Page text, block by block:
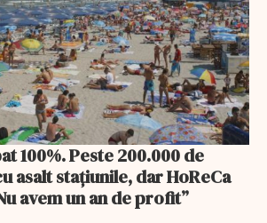
100%. Peste 200.000 de
asalt stațiunile, dar HoReCa
avem un an de profit”